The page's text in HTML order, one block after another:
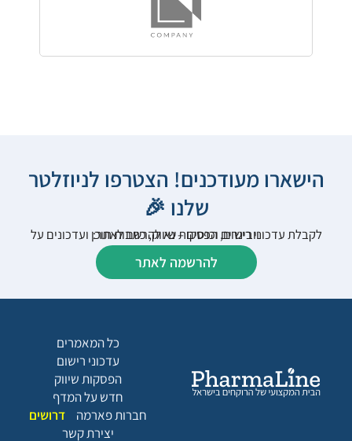
הישארו מעודכנים! הצטרפו לניוזלטר
שלנו 🎉
לקבלת עדכוני רישום, הפסקות שיווק, כתבות תוכן ועדכונים על וובינרים וכנסים – נא להרשם לאתר:
להרשמה לאתר
כל המאמרים
עדכוני רישום
הפסקות שיווק
חדש על המדף
חברות פארמה
דרושים
יצירת קשר